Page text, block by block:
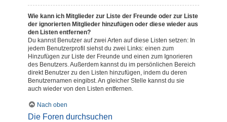
Wie kann ich Mitglieder zur Liste der Freunde oder zur Liste
der ignorierten Mitglieder hinzufügen oder diese wieder aus
den Listen entfernen?
Du kannst Benutzer auf zwei Arten auf diese Listen setzen: In
jedem Benutzerprofil siehst du zwei Links: einen zum
Hinzufügen zur Liste der Freunde und einen zum Ignorieren
des Benutzers. Außerdem kannst du im persönlichen Bereich
direkt Benutzer zu den Listen hinzufügen, indem du deren
Benutzernamen eingibst. An gleicher Stelle kannst du sie
auch wieder von den Listen entfernen.
Nach oben
Die Foren durchsuchen